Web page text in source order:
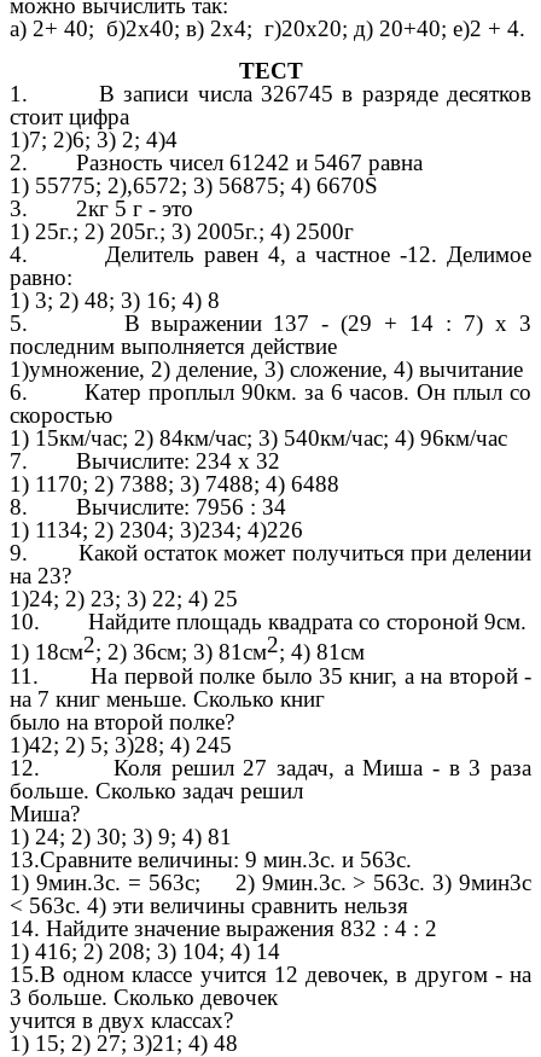
можно вычислить так:
а) 2+ 40; б)2x40; в) 2х4; г)20х20; д) 20+40; е)2 + 4.
ТЕСТ
1. В записи числа 326745 в разряде десятков
стоит цифра
1)7; 2)6; 3) 2; 4)4
2. Разность чисел 61242 и 5467 равна
1) 55775; 2),6572; 3) 56875; 4) 6670S
3. 2кг 5 г - это
1) 25г.; 2) 205г.; 3) 2005г.; 4) 2500г
4. Делитель равен 4, а частное -12. Делимое
равно:
1) 3; 2) 48; 3) 16; 4) 8
5. В выражении 137 - (29 + 14 : 7) х 3
последним выполняется действие
1)умножение, 2) деление, 3) сложение, 4) вычитание
6. Катер проплыл 90км. за 6 часов. Он плыл со
скоростью
1) 15км/час; 2) 84км/час; 3) 540км/час; 4) 96км/час
7. Вычислите: 234 х 32
1) 1170; 2) 7388; 3) 7488; 4) 6488
8. Вычислите: 7956 : 34
1) 1134; 2) 2304; 3)234; 4)226
9. Какой остаток может получиться при делении
на 23?
1)24; 2) 23; 3) 22; 4) 25
10. Найдите площадь квадрата со стороной 9см.
1) 18см2; 2) 36см; 3) 81см2; 4) 81см
11. На первой полке было 35 книг, а на второй -
на 7 книг меньше. Сколько книг
было на второй полке?
1)42; 2) 5; 3)28; 4) 245
12. Коля решил 27 задач, а Миша - в 3 раза
больше. Сколько задач решил
Миша?
1) 24; 2) 30; 3) 9; 4) 81
13.Сравните величины: 9 мин.3с. и 563с.
1) 9мин.3с. = 563с; 2) 9мин.3с. > 563с. 3) 9мин3с
< 563с. 4) эти величины сравнить нельзя
14. Найдите значение выражения 832 : 4 : 2
1) 416; 2) 208; 3) 104; 4) 14
15.В одном классе учится 12 девочек, в другом - на
3 больше. Сколько девочек
учится в двух классах?
1) 15; 2) 27; 3)21; 4) 48